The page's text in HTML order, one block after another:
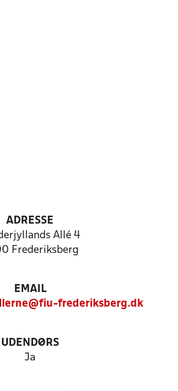
ADRESSE
Allé 4
Frederiksberg
EMAIL
frederiksberg.dk
UDENDØRS
Ja